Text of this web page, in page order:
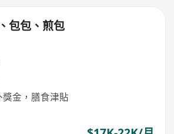
包包、煎包
金，膳食津貼